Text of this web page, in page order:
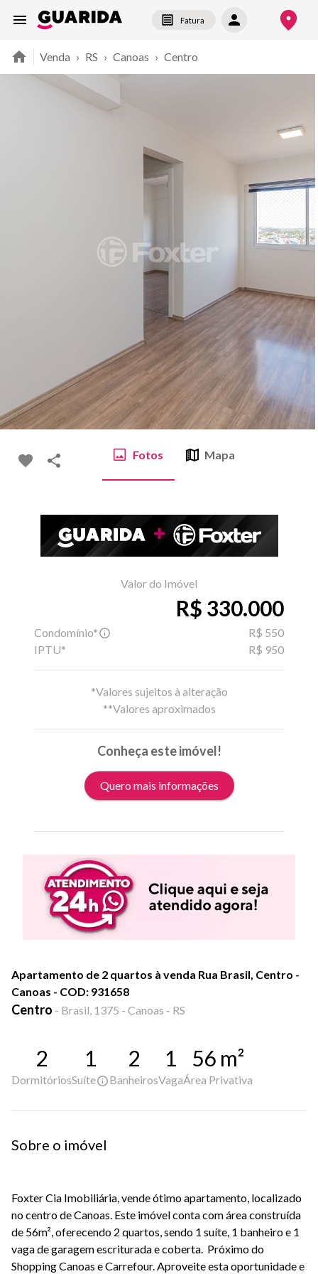
Fatura
Venda › RS › Canoas › Centro
Fotos Mapa
Valor do Imóvel
R$ 330.000
Condomínio*
R$ 550
IPTU*
R$ 950
*Valores sujeitos à alteração
**Valores aproximados
Conheça este imóvel!
Quero mais informações
Apartamento de 2 quartos à venda Rua Brasil, Centro -
Canoas - COD: 931658
Centro - Brasil, 1375 - Canoas - RS
2
Dormitórios
1
Suíte
2
Banheiros
1
Vaga
56 m²
Área Privativa
Sobre o imóvel
Foxter Cia Imobiliária, vende ótimo apartamento, localizado
no centro de Canoas. Este imóvel conta com área construída
de 56m², oferecendo 2 quartos, sendo 1 suíte, 1 banheiro e 1
vaga de garagem escriturada e coberta. Próximo do
Shopping Canoas e Carrefour. Aproveite esta oportunidade e